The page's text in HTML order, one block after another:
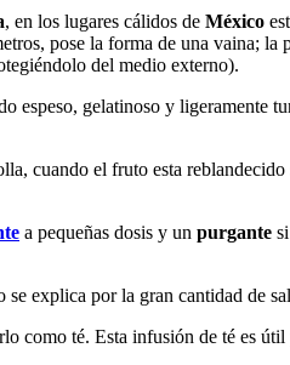
, en los lugares cálidos de México
pose la forma de una vaina;
del medio externo).
espeso, gelatinoso y ligeramente
cuando el fruto esta
a pequeñas dosis y un purgante
explica por la gran cantidad de
como té. Esta infusión de té es